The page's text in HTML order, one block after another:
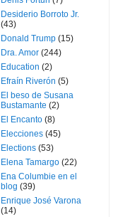
Desiderio Borroto Jr.
(43)
Donald Trump (15)
Dra. Amor (244)
Education (2)
Efraín Riverón (5)
El beso de Susana
Bustamante (2)
El Encanto (8)
Elecciones (45)
Elections (53)
Elena Tamargo (22)
Ena Columbie en el
blog (39)
Enrique José Varona
(14)